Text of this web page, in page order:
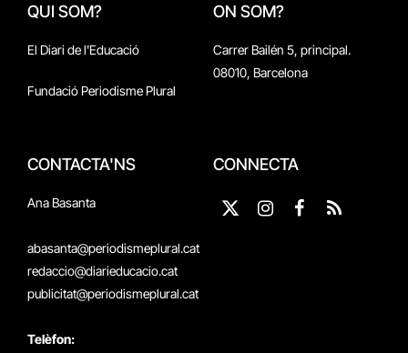
QUI SOM?
El Diari de l'Educació
Fundació Periodisme Plural
ON SOM?
Carrer Bailén 5, principal.
08010, Barcelona
CONTACTA'NS
Ana Basanta
abasanta@periodismeplural.cat
redaccio@diarieducacio.cat
publicitat@periodismeplural.cat
Telèfon:
CONNECTA
X
InstagramFacebook
RSS